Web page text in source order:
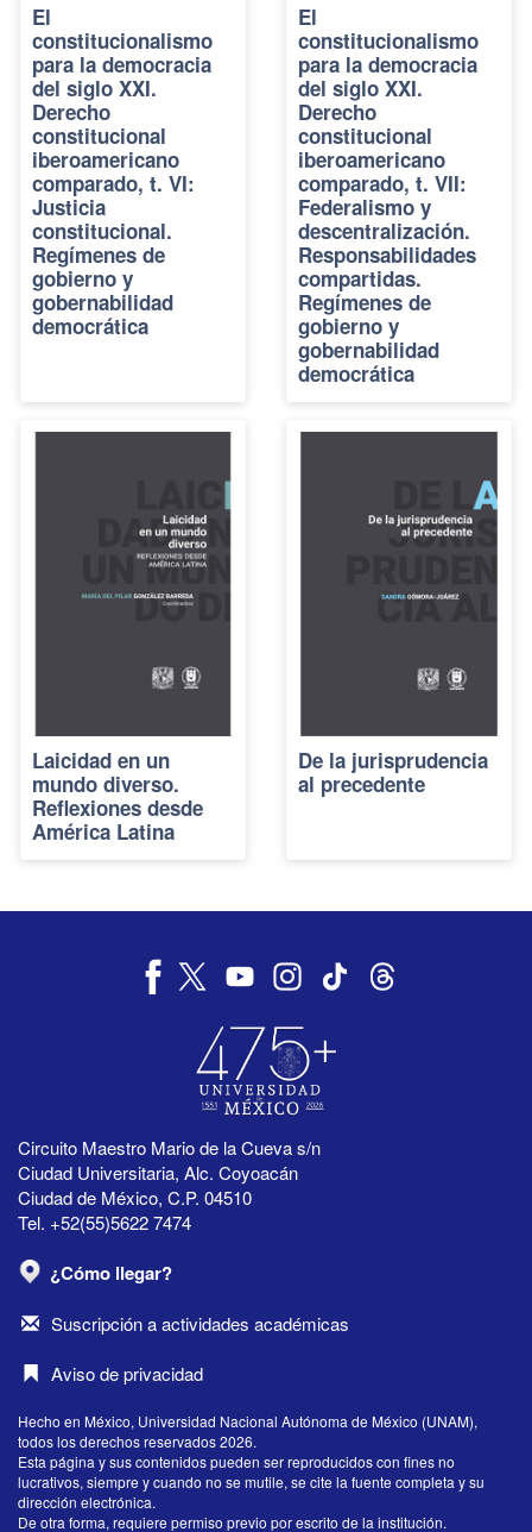
El
constitucionalismo
para la democracia
del siglo XXI.
Derecho
constitucional
iberoamericano
comparado, t. VI:
Justicia
constitucional.
Regímenes de
gobierno y
gobernabilidad
democrática
El
constitucionalismo
para la democracia
del siglo XXI.
Derecho
constitucional
iberoamericano
comparado, t. VII:
Federalismo y
descentralización.
Responsabilidades
compartidas.
Regímenes de
gobierno y
gobernabilidad
democrática
Laicidad en un
mundo diverso.
Reflexiones desde
América Latina
De la jurisprudencia
al precedente
Circuito Maestro Mario de la Cueva s/n
Ciudad Universitaria, Alc. Coyoacán
Ciudad de México, C.P. 04510
Tel. +52(55)5622 7474
¿Cómo llegar?
Suscripción a actividades académicas
Aviso de privacidad
Hecho en México, Universidad Nacional Autónoma de México (UNAM),
todos los derechos reservados 2026.
Esta página y sus contenidos pueden ser reproducidos con fines no
lucrativos, siempre y cuando no se mutile, se cite la fuente completa y su
dirección electrónica.
De otra forma, requiere permiso previo por escrito de la institución.